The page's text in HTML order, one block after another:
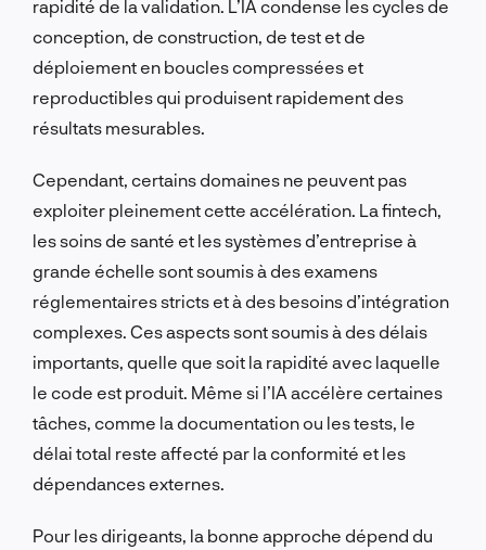
rapidité de la validation. L’IA condense les cycles de
conception, de construction, de test et de
déploiement en boucles compressées et
reproductibles qui produisent rapidement des
résultats mesurables.
Cependant, certains domaines ne peuvent pas
exploiter pleinement cette accélération. La fintech,
les soins de santé et les systèmes d’entreprise à
grande échelle sont soumis à des examens
réglementaires stricts et à des besoins d’intégration
complexes. Ces aspects sont soumis à des délais
importants, quelle que soit la rapidité avec laquelle
le code est produit. Même si l’IA accélère certaines
tâches, comme la documentation ou les tests, le
délai total reste affecté par la conformité et les
dépendances externes.
Pour les dirigeants, la bonne approche dépend du